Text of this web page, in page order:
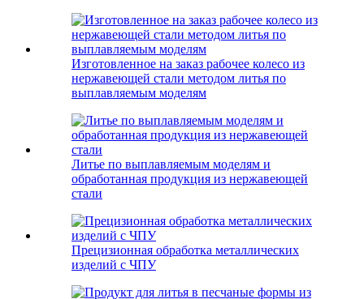
Изготовленное на заказ рабочее колесо из
нержавеющей стали методом литья по
выплавляемым моделям
Литье по выплавляемым моделям и
обработанная продукция из нержавеющей
стали
Прецизионная обработка металлических
изделий с ЧПУ